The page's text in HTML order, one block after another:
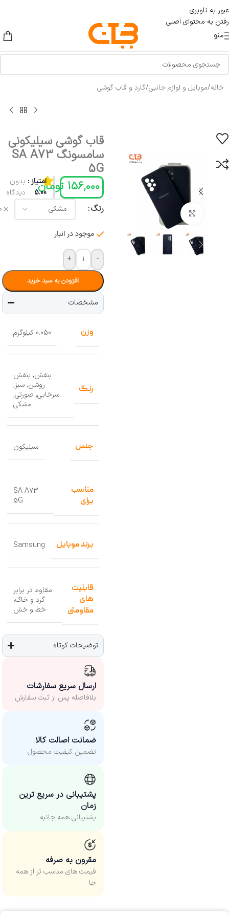
عبور به ناوبری
رفتن به محتوای اصلی
منو
خانه/موبایل و لوازم جانبی/گارد و قاب گوشی
بزرگنمایی تصویر
قاب گوشی سیلیکونی
سامسونگ SA A73
5G
156,000 تومانامتیاز :
5.00
بدون
دیدگاه
رنگ
موجود در انبار
-
+
افزودن به سبد خرید
مشخصات
وزن 0.050 کیلوگرم
رنگ
بنفش, بنفش
روشن,سبز,
سرخابی, صورتی,
مشکی
جنس سیلیکون
مناسب
برای
SA A73
5G
برند موبایل Samsung
قابلیت
های
مقاومتی
مقاوم در برابر
گرد و خاک،
خط و خش
توضیحات کوتاه
ارسال سریع سفارشات
بلافاصله پس از ثبت سفارش
ضمانت اصالت کالا
تضمین کیفیت محصول
پشتیبانی در سریع ترین
زمان
پشتیبانی همه جانبه
مقرون به صرفه
قیمت های مناسب‌ تر از همه
جا